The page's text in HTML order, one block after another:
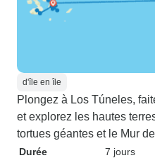
d'île en île
Plongez à Los Túneles,
et explorez les hautes
tortues géantes et le Mur
Durée
7 jours